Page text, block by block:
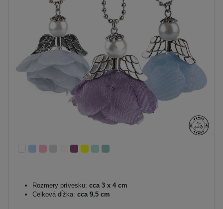
Rozmery prívesku: cca 3 x 4 cm
Celková dĺžka: cca 9,5 cm